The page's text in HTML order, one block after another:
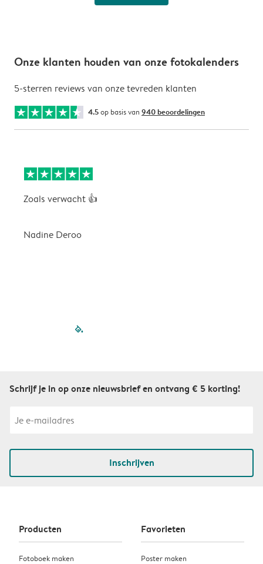
Onze klanten houden van onze fotokalenders
5-sterren reviews van onze tevreden klanten
4.5op basis van 940 beoordelingen
Zoals verwacht 👍
Nadine Deroo
filled-pagination
Schrijf je in op onze nieuwsbrief en ontvang € 5 korting!
Inschrijven
Producten
Fotoboek maken
Favorieten
Poster maken